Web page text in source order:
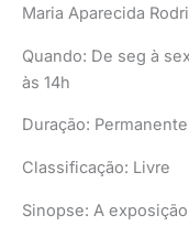
Maria Aparecida
Quando: De seg à
às 14h
Duração: Permanente
Classificação: Livre
Sinopse: A